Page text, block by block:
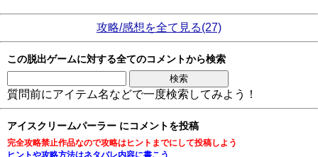
攻略/感想を全て見る(27)
この脱出ゲームに対する全てのコメントから検索
質問前にアイテム名などで一度検索してみよう！
アイスクリームパーラー にコメントを投稿
完全攻略禁止作品なので攻略はヒントまでにして投稿しよう
ヒントや攻略方法はネタバレ内容に書こう